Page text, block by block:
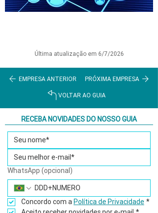
Última atualização em 6/7/2026
EMPRESA ANTERIOR PRÓXIMA EMPRESA
VOLTAR AO GUIA
RECEBA NOVIDADES DO NOSSO GUIA
WhatsApp (opcional)
Concordo com a Política de Privacidade *